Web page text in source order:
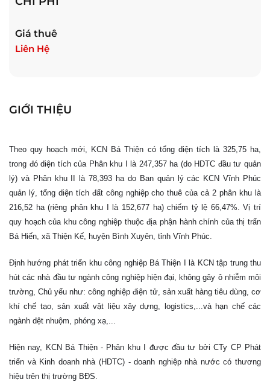
Giá thuê
Liên Hệ
GIỚI THIỆU
Theo quy hoạch mới, KCN Bá Thiện có tổng diện tích là 325,75 ha,
trong đó diện tích của Phân khu I là 247,357 ha (do HDTC đầu tư quản
lý) và Phân khu II là 78,393 ha do Ban quản lý các KCN Vĩnh Phúc
quản lý, tổng diện tích đất công nghiệp cho thuê của cả 2 phân khu là
216,52 ha (riêng phân khu I là 152,677 ha) chiếm tỷ lệ 66,47%. Vị trí
quy hoạch của khu công nghiệp thuộc địa phận hành chính của thị trấn
Bá Hiến, xã Thiện Kế, huyện Bình Xuyên, tỉnh Vĩnh Phúc.
Định hướng phát triển khu công nghiệp Bá Thiện I là KCN tập trung thu
hút các nhà đầu tư ngành công nghiệp hiện đại, không gây ô nhiễm môi
trường, Chủ yếu như: công nghiệp điện tử, sản xuất hàng tiêu dùng, cơ
khí chế tạo, sản xuất vật liệu xây dựng, logistics,...và hạn chế các
ngành dệt nhuộm, phóng xạ,...
Hiện nay, KCN Bá Thiện - Phân khu I được đầu tư bởi CTy CP Phát
triển và Kinh doanh nhà (HDTC) - doanh nghiệp nhà nước có thương
hiệu trên thị trường BĐS.